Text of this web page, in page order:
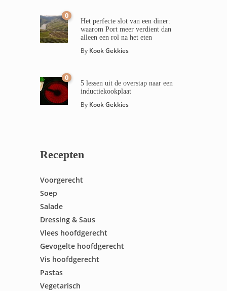
0
Het perfecte slot van een diner:
waarom Port meer verdient dan
alleen een rol na het eten
By Kook Gekkies
0
5 lessen uit de overstap naar een
inductiekookplaat
By Kook Gekkies
Recepten
Voorgerecht
Soep
Salade
Dressing & Saus
Vlees hoofdgerecht
Gevogelte hoofdgerecht
Vis hoofdgerecht
Pastas
Vegetarisch